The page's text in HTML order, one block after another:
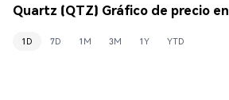
Quartz (QTZ) Gráfico de precio
1D 7D 1M 3M 1Y YTD